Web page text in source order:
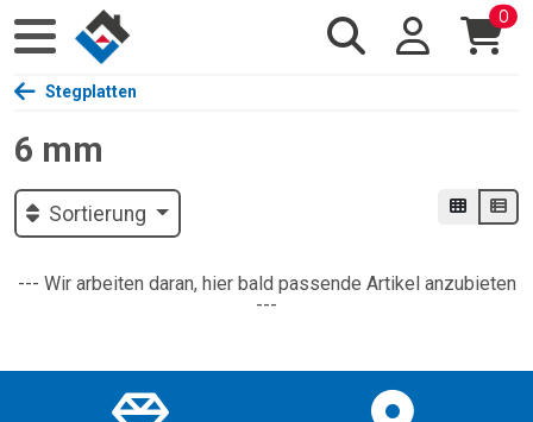
0
Stegplatten
6 mm
Sortierung
--- Wir arbeiten daran, hier bald passende Artikel anzubieten
---